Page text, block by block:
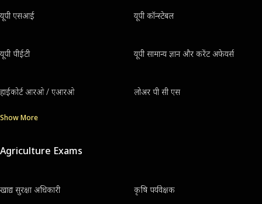
यूपी एसआई यूपी कॉन्स्टेबल
यूपी पीईटी यूपी सामान्य ज्ञान और करेंट अफेयर्स
हाईकोर्ट आरओ / एआरओ लोअर पी सी एस
Show More
Agriculture Exams
खाद्य सुरक्षा अधिकारी कृषि पर्यवेक्षक